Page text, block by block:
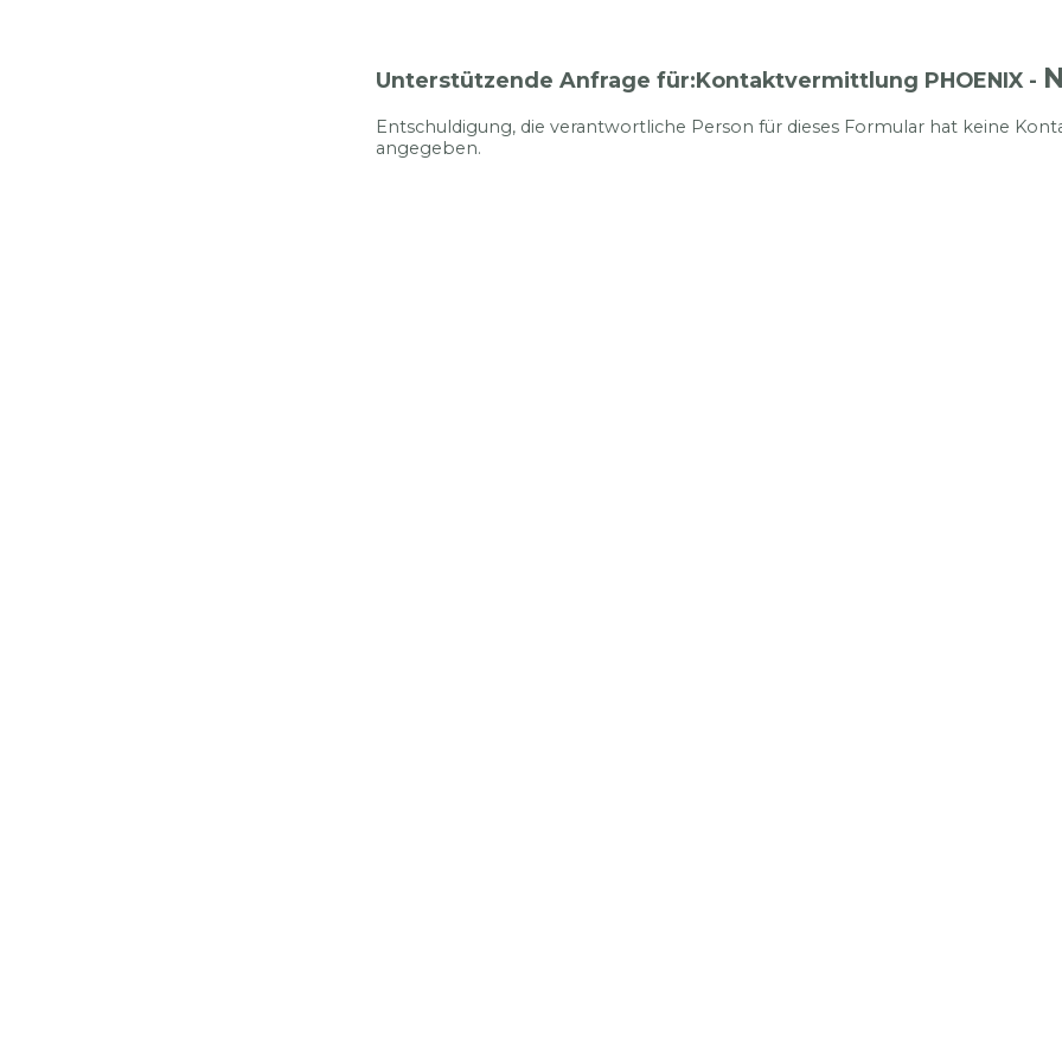
Unterstützende Anfrage für:Kontaktvermittlung PHOENIX -
Entschuldigung, die verantwortliche Person für dieses Formular hat keine
angegeben.